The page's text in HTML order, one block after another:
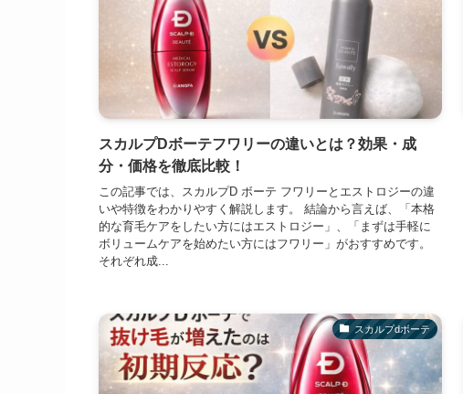
スカルプDボーテフワリーの違いとは？効果・成
分・価格を徹底比較！
この記事では、スカルプD ボーテ フワリーとエストロジーの違
いや特徴をわかりやすく解説します。 結論から言えば、「本格
的な育毛ケアをしたい方にはエストロジー」、「まずは手軽に
ボリュームケアを始めたい方にはフワリー」がおすすめです。
それぞれ成...
スカルプdボーテ